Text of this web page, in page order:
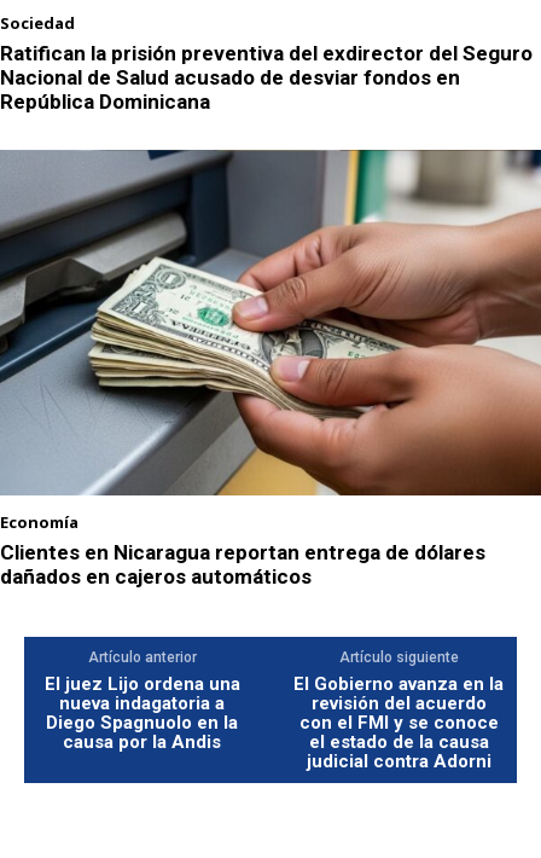
Sociedad
Ratifican la prisión preventiva del exdirector del Seguro
Nacional de Salud acusado de desviar fondos en
República Dominicana
Economía
Clientes en Nicaragua reportan entrega de dólares
dañados en cajeros automáticos
Artículo anterior
El juez Lijo ordena una
nueva indagatoria a
Diego Spagnuolo en la
causa por la Andis
Artículo siguiente
El Gobierno avanza en la
revisión del acuerdo
con el FMI y se conoce
el estado de la causa
judicial contra Adorni